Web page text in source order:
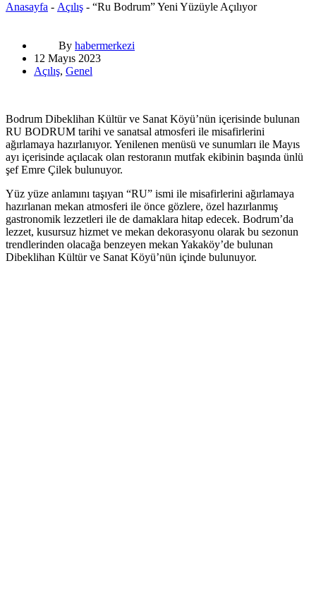
Anasayfa - Açılış - “Ru Bodrum” Yeni Yüzüyle Açılıyor
By habermerkezi
12 Mayıs 2023
Açılış, Genel
Bodrum Dibeklihan Kültür ve Sanat Köyü’nün içerisinde bulunan
RU BODRUM tarihi ve sanatsal atmosferi ile misafirlerini
ağırlamaya hazırlanıyor. Yenilenen menüsü ve sunumları ile Mayıs
ayı içerisinde açılacak olan restoranın mutfak ekibinin başında ünlü
şef Emre Çilek bulunuyor.
Yüz yüze anlamını taşıyan “RU” ismi ile misafirlerini ağırlamaya
hazırlanan mekan atmosferi ile önce gözlere, özel hazırlanmış
gastronomik lezzetleri ile de damaklara hitap edecek. Bodrum’da
lezzet, kusursuz hizmet ve mekan dekorasyonu olarak bu sezonun
trendlerinden olacağa benzeyen mekan Yakaköy’de bulunan
Dibeklihan Kültür ve Sanat Köyü’nün içinde bulunuyor.